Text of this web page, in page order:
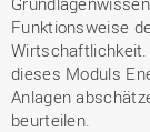
Funktionsweise
Wirtschaftlichkeit.
dieses Moduls
Anlagen
beurteilen.